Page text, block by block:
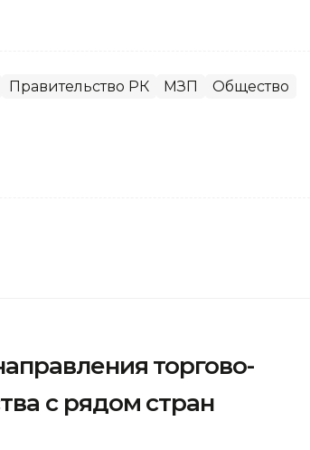
Правительство РК МЗП
Общество
торгово-
с рядом стран